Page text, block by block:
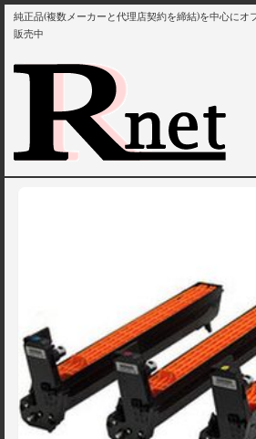
純正品(複数メーカーと代理店契約を締結)を中心にオ
販売中